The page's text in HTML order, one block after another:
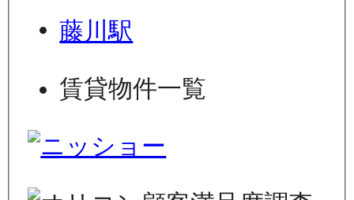
藤川駅
賃貸物件一覧